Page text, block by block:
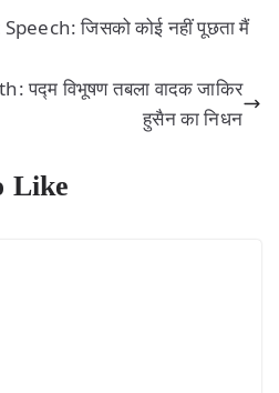
जिसको कोई नहीं पूछता मैं
पद्म विभूषण तबला वादक जाकिर
हुसैन का निधन
Like